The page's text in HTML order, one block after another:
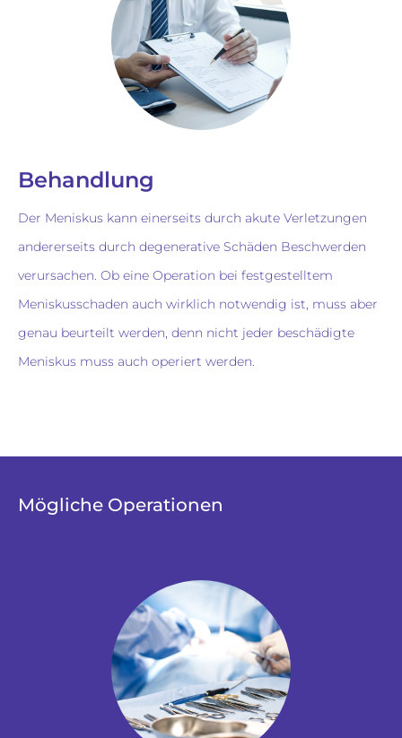
Behandlung
Der Meniskus kann einerseits durch akute Verletzungen
andererseits durch degenerative Schäden Beschwerden
verursachen. Ob eine Operation bei festgestelltem
Meniskusschaden auch wirklich notwendig ist, muss aber
genau beurteilt werden, denn nicht jeder beschädigte
Meniskus muss auch operiert werden.
Mögliche Operationen